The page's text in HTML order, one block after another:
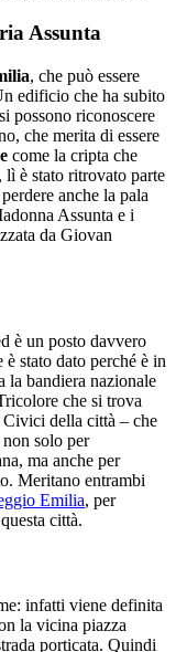
Assunta
, che può essere
edificio che ha subito
possono riconoscere
che merita di essere
come la cripta che
lì è stato ritrovato parte
anche la pala
Assunta e i
da Giovan
è un posto davvero
è stato dato perché è in
la bandiera nazionale
che si trova
Civici della città – che
solo per
ma anche per
Meritano entrambi
Emilia, per
città.
infatti viene definita
la vicina piazza
porticata. Quindi